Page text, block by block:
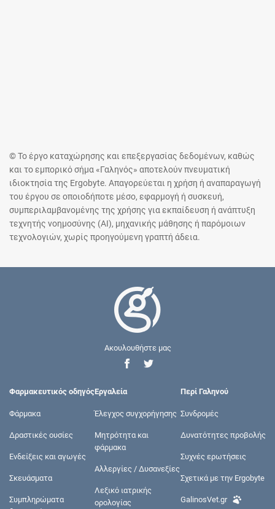
© Το έργο καταχώρησης και επεξεργασίας δεδομένων, καθώς
και το εμπορικό σήμα «Γαληνός» αποτελούν πνευματική
ιδιοκτησία της Ergobyte. Απαγορεύεται η χρήση ή αναπαραγωγή
του έργου σε οποιοδήποτε μέσο, εφαρμογή ή συσκευή,
συμπεριλαμβανομένης της χρήσης για εκπαίδευση ή ανάπτυξη
τεχνητής νοημοσύνης (AI), μηχανικής μάθησης ή παρόμοιων
τεχνολογιών, χωρίς προηγούμενη γραπτή άδεια.
Ακουλουθήστε μας
Φαρμακευτικός οδηγός
Φάρμακα
Δραστικές ουσίες
Ενδείξεις και αγωγές
Σκευάσματα
Συμπληρώματα
Εργαλεία
Έλεγχος συγχορήγησης
Μητρότητα και
φάρμακα
Αλλεργίες / Δυσανεξίες
Λεξικό ιατρικής
ορολογίας
Περί Γαληνού
Συνδρομές
Δυνατότητες προβολής
Συχνές ερωτήσεις
Σχετικά με την Ergobyte
GalinosVet.gr